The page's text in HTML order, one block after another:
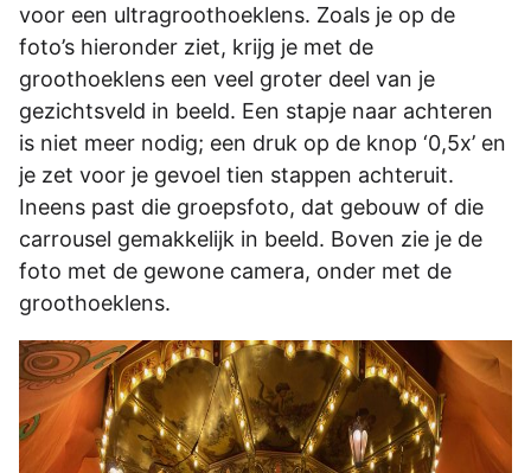
voor een ultragroothoeklens. Zoals je op de
foto’s hieronder ziet, krijg je met de
groothoeklens een veel groter deel van je
gezichtsveld in beeld. Een stapje naar achteren
is niet meer nodig; een druk op de knop ‘0,5x’ en
je zet voor je gevoel tien stappen achteruit.
Ineens past die groepsfoto, dat gebouw of die
carrousel gemakkelijk in beeld. Boven zie je de
foto met de gewone camera, onder met de
groothoeklens.